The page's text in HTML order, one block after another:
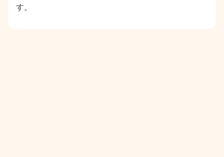
す。